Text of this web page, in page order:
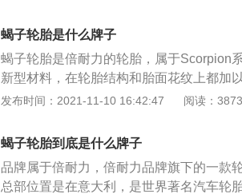
轮胎，它采用了最优的节距序列和相位胎
高驾乘的舒适性；Scorpion-verde-all-
它采用了优化的外观设计、创新的原料，
明显减少，在省油的同时带来舒适的驾乘
蝎子轮胎是什么牌子
蝎子轮胎是倍耐力的轮胎，属于Scorpion
新型材料，在轮胎结构和胎面花纹上都加
时表现都比较出色，兼具了环保性、舒适
轮胎公司创立于1872年，是意大利的轮胎
今已经成为了全球数一数二的轮胎公司。
各个国家，如今它已经在全球12个国家设
发布时间：2021-11-10 16:42:47 阅读：3873
蝎子轮胎到底是什么牌子
品牌属于倍耐力，倍耐力品牌旗下的一款
总部位置是在意大利，是世界著名汽车轮